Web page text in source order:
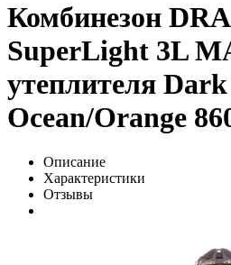
Комбинезон
SuperLight 3L
утеплителя Dark
Ocean/Orange
Описание
Характеристики
Отзывы